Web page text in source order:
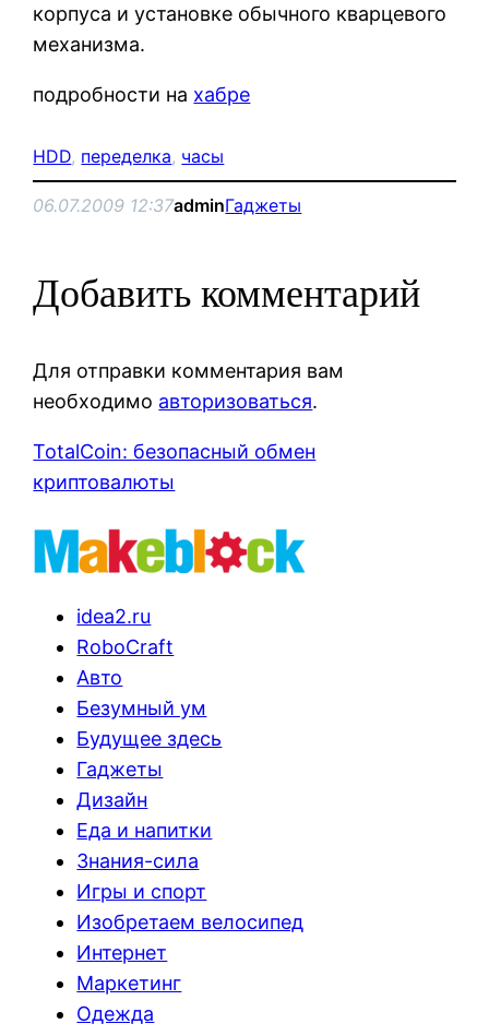
корпуса и установке обычного кварцевого
механизма.
подробности на хабре
HDD, переделка, часы
06.07.2009 12:37adminГаджеты
Добавить комментарий
Для отправки комментария вам
необходимо авторизоваться.
TotalCoin: безопасный обмен
криптовалюты
idea2.ru
RoboCraft
Авто
Безумный ум
Будущее здесь
Гаджеты
Дизайн
Еда и напитки
Знания-сила
Игры и спорт
Изобретаем велосипед
Интернет
Маркетинг
Одежда